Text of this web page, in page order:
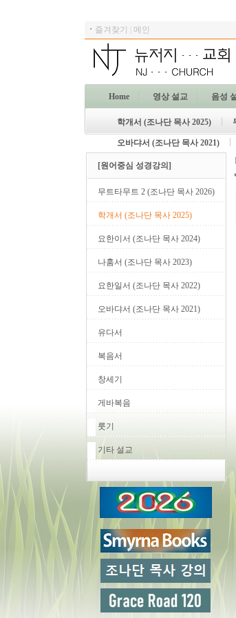
ㆍ 즐겨찾기 메인
Home 영상 설교 음성
학개서 (조나단 목사 2025)
오바댜서 (조나단 목사 2021)
[원어중심 성경강의]
무트타무트 2 (조나단 목사 2026)
학개서 (조나단 목사 2025)
요한이서 (조나단 목사 2024)
나훔서 (조나단 목사 2023)
요한일서 (조나단 목사 2022)
오바댜서 (조나단 목사 2021)
유다서
복음서
창세기
게바복음
룻기
기타 설교